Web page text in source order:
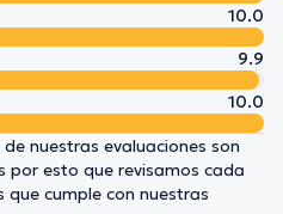
10.0
9.9
10.0
nuestras evaluaciones son
por esto que revisamos cada
cumple con nuestras